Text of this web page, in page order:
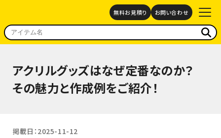
無料お見積り お問い合わせ
TOP コラム アクリルグッズはなぜ定番なのか？ その魅力と作成例をご紹介！
アクリルグッズはなぜ定番なのか？
その魅力と作成例をご紹介！
掲載日：2025-11-12